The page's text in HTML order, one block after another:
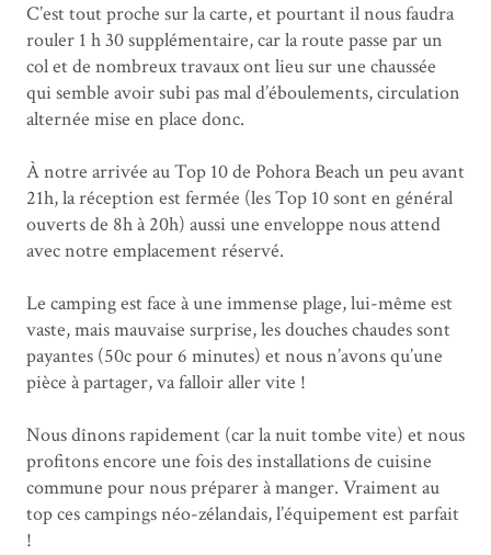
C’est tout proche sur la carte, et pourtant il nous faudra
rouler 1 h 30 supplémentaire, car la route passe par un
col et de nombreux travaux ont lieu sur une chaussée
qui semble avoir subi pas mal d’éboulements, circulation
alternée mise en place donc.
À notre arrivée au Top 10 de Pohora Beach un peu avant
21h, la réception est fermée (les Top 10 sont en général
ouverts de 8h à 20h) aussi une enveloppe nous attend
avec notre emplacement réservé.
Le camping est face à une immense plage, lui-même est
vaste, mais mauvaise surprise, les douches chaudes sont
payantes (50c pour 6 minutes) et nous n’avons qu’une
pièce à partager, va falloir aller vite !
Nous dînons rapidement (car la nuit tombe vite) et nous
profitons encore une fois des installations de cuisine
commune pour nous préparer à manger. Vraiment au
top ces campings néo-zélandais, l’équipement est parfait
!